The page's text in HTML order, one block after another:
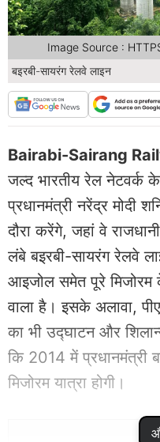
बइरबी-सायरंग रेलवे लाइन
Image Source :
Bairabi-Sairang
जल्द भारतीय रेल नेटवर्क
प्रधानमंत्री नरेंद्र मोदी
दौरा करेंगे, जहां वे
लंबे बइरबी-सायरंग रेलवे
आइजोल समेत पूरे मिजोरम
वाला है। इसके अलावा,
का भी उद्घाटन और
कि 2014 में प्रधानमंत्री
मिजोरम यात्रा होगी।